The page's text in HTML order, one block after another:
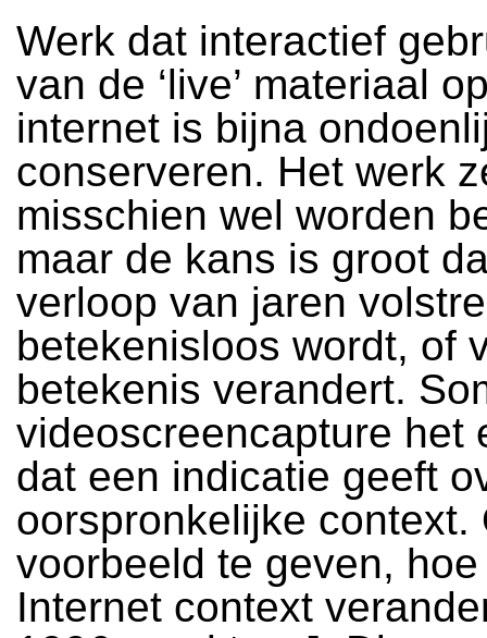
Werk dat interactief
van de ‘live’ materiaal
internet is bijna
conserveren. Het werk
misschien wel worden
maar de kans is groot
verloop van jaren
betekenisloos wordt, of
betekenis verandert.
videoscreencapture het
dat een indicatie geeft
oorspronkelijke context.
voorbeeld te geven,
Internet context